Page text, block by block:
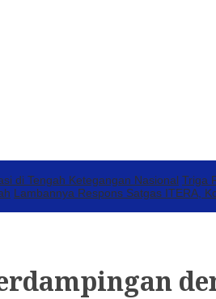
di Tengah Ketegangan Nasional Triga
Lambannya Respons Satgas ITERA,